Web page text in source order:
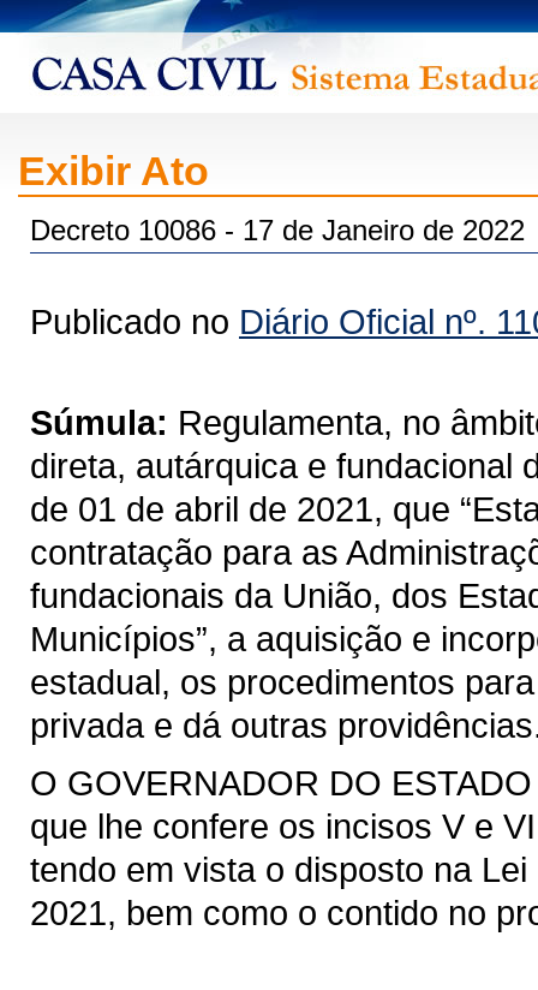
Exibir Ato
Decreto 10086 - 17 de Janeiro de 2022
Publicado no Diário Oficial nº.
Súmula: Regulamenta, no
direta, autárquica e fundacional
de 01 de abril de 2021, que
contratação para as
fundacionais da União, dos
Municípios”, a aquisição e
estadual, os procedimentos
privada e dá outras
O GOVERNADOR DO
que lhe confere os incisos V e
tendo em vista o disposto na
2021, bem como o contido no